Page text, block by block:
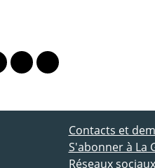
Mastodon
Bluesky
le profil Instagram
vers le profil Linkedin
Lien vers le profil
Lien vers le profil
Contacts et
S'abonner à La
Réseaux